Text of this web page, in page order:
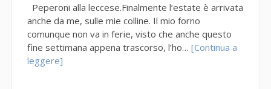
Peperoni alla leccese.Finalmente l’estate è arrivata
anche da me, sulle mie colline. Il mio forno
comunque non va in ferie, visto che anche questo
fine settimana appena trascorso, l’ho… [Continua a
leggere]